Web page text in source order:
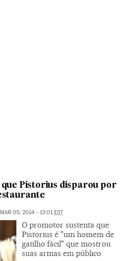
que Pistorius disparou por
MAR 05, 2014 - 13:01EST
O promotor sustenta que
Pistorius é "um homem de
gatilho fácil" que mostrou
suas armas em público